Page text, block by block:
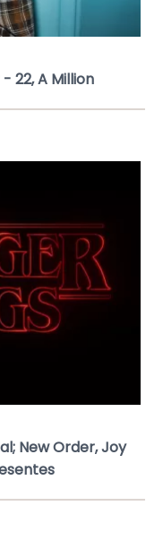
22, A Million
New Order, Joy